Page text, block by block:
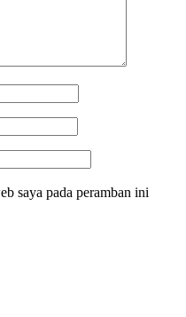
saya pada peramban ini